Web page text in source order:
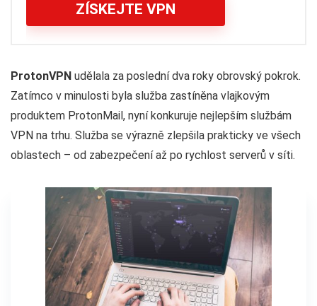
ZÍSKEJTE VPN
ProtonVPN udělala za poslední dva roky obrovský pokrok.
Zatímco v minulosti byla služba zastíněna vlajkovým
produktem ProtonMail, nyní konkuruje nejlepším službám
VPN na trhu. Služba se výrazně zlepšila prakticky ve všech
oblastech – od zabezpečení až po rychlost serverů v síti.